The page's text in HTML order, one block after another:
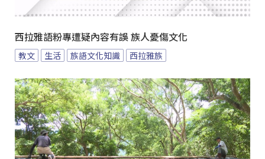
西拉雅語粉專遭疑內容有誤 族人憂傷文化
教文 生活 族語文化知識 西拉雅族